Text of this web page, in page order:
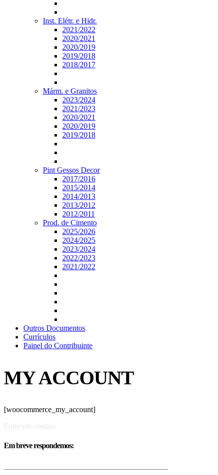
Inst. Elétr. e Hidr.
2021/2022
2020/2021
2020/2019
2019/2018
2018/2017
Márm. e Granitos
2023/2024
2021/2023
2020/2021
2020/2019
2019/2018
Pint Gessos Decor
2017/2016
2015/2014
2014/2013
2013/2012
2012/2011
Prod. de Cimento
2025/2026
2024/2025
2023/2024
2022/2023
2021/2022
Outros Documentos
Currículos
Painel do Contribuinte
MY ACCOUNT
[woocommerce_my_account]
Entre em contato
Em breve respondemos: